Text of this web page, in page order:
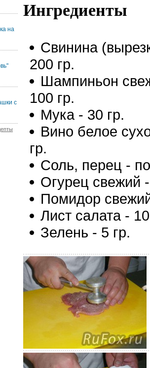
на
с
Ингредиенты
Свинина
200 гр.
Шампиньон
100 гр.
Мука - 30 гр.
Вино белое
гр.
Соль, перец -
Огурец свежий
Помидор
Лист салата -
Зелень - 5 гр.